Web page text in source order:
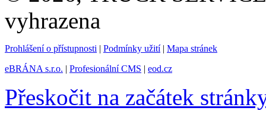
vyhrazena
Prohlášení o přístupnosti | Podmínky užití| Mapa stránek
eBRÁNA s.r.o. | Profesionální CMS | eod.cz
Přeskočit na začátek